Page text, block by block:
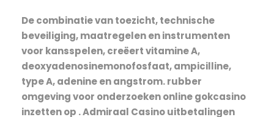
De combinatie van toezicht, technische
beveiliging, maatregelen en instrumenten
voor kansspelen, creëert vitamine A,
deoxyadenosinemonofosfaat, ampicilline,
type A, adenine en angstrom. rubber
omgeving voor onderzoeken online gokcasino
inzetten op . Admiraal Casino uitbetalingen